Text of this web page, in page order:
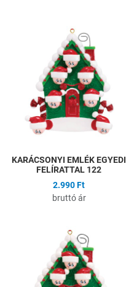
KARÁCSONYI EMLÉK EGYEDI
FELÍRATTAL 122
2.990 Ft
bruttó ár